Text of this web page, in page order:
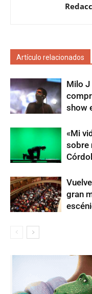
Artículo relacionados
Milo J
show
«Mi
sobre
gran